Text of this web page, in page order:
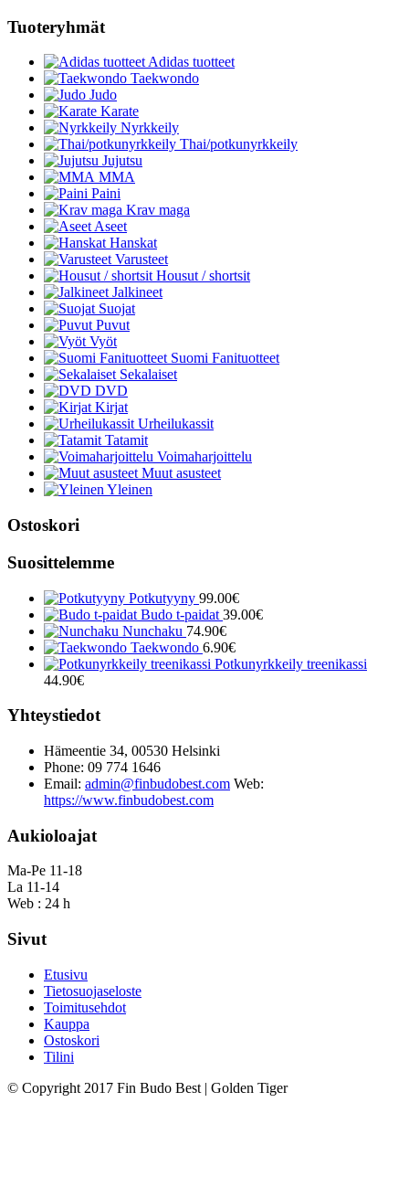
Tuoteryhmät
Adidas tuotteet
Taekwondo
Judo
Karate
Nyrkkeily
Thai/potkunyrkkeily
Jujutsu
MMA
Paini
Krav maga
Aseet
Hanskat
Varusteet
Housut / shortsit
Jalkineet
Suojat
Puvut
Vyöt
Suomi Fanituotteet
Sekalaiset
DVD
Kirjat
Urheilukassit
Tatamit
Voimaharjoittelu
Muut asusteet
Yleinen
Ostoskori
Suosittelemme
Potkutyyny 99.00€
Budo t-paidat 39.00€
Nunchaku 74.90€
Taekwondo 6.90€
Potkunyrkkeily treenikassi
44.90€
Yhteystiedot
Hämeentie 34, 00530 Helsinki
Phone: 09 774 1646
Email: admin@finbudobest.com Web:
https://www.finbudobest.com
Aukioloajat
Ma-Pe 11-18
La 11-14
Web : 24 h
Sivut
Etusivu
Tietosuojaseloste
Toimitusehdot
Kauppa
Ostoskori
Tilini
© Copyright 2017 Fin Budo Best | Golden Tiger